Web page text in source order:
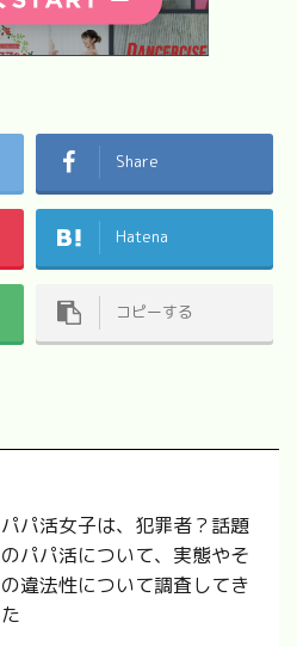
Share
Hatena
コピーする
パパ活女子は、犯罪者？話題
のパパ活について、実態やそ
の違法性について調査してき
た